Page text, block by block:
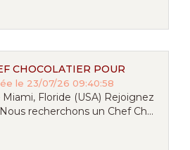
CHOCOLATIER POUR
le 23/07/26 09:40:58
Floride (USA) Rejoignez
recherchons un Chef Ch...